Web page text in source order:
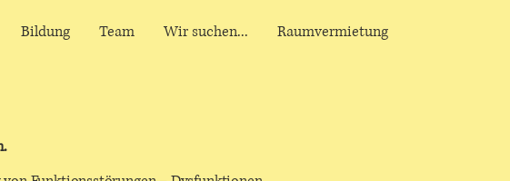
Bildung Team Wir suchen... Raumvermietung